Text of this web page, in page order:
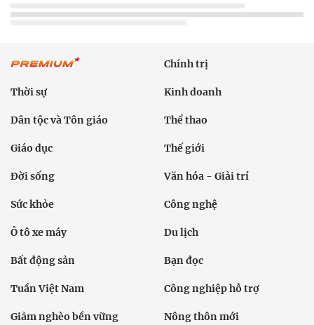
Chính trị
Thời sự Kinh doanh
Dân tộc và Tôn giáo Thể thao
Giáo dục Thế giới
Đời sống Văn hóa - Giải trí
Sức khỏe Công nghệ
Ô tô xe máy Du lịch
Bất động sản Bạn đọc
Tuần Việt Nam Công nghiệp hỗ trợ
Giảm nghèo bền vững Nông thôn mới